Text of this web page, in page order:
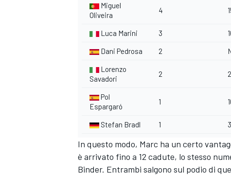
Miguel
Oliveira
4
Luca Marini 3
Dani Pedrosa 2
Lorenzo
Savadori
2 2
Pol
Espargaró
1
Stefan Bradl 1 3
In questo modo, Marc ha un certo
è arrivato fino a 12 cadute, lo stesso
Binder. Entrambi salgono sul podio di